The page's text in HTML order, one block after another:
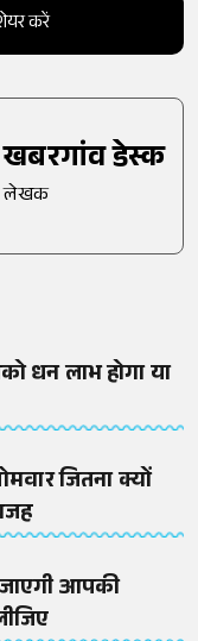
करें
खबरगांव डेस्क
लेखक
धन लाभ होगा या
जितना क्यों
आपकी